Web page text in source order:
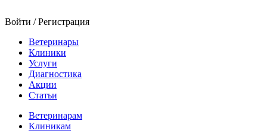
Войти / Регистрация
Ветеринары
Клиники
Услуги
Диагностика
Акции
Статьи
Ветеринарам
Клиникам